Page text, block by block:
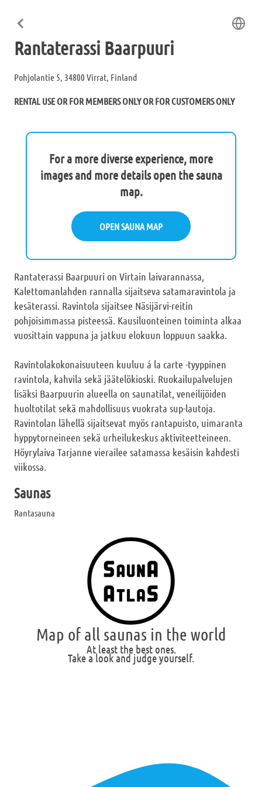
Rantaterassi Baarpuuri
Pohjolantie 5, 34800 Virrat, Finland
RENTAL USE OR FOR MEMBERS ONLY OR FOR CUSTOMERS ONLY
For a more diverse experience, more
images and more details open the sauna
map.
OPEN SAUNA MAP
Rantaterassi Baarpuuri on Virtain laivarannassa,
Kalettomanlahden rannalla sijaitseva satamaravintola ja
kesäterassi. Ravintola sijaitsee Näsijärvi-reitin
pohjoisimmassa pisteessä. Kausiluonteinen toiminta alkaa
vuosittain vappuna ja jatkuu elokuun loppuun saakka.
Ravintolakokonaisuuteen kuuluu á la carte -tyyppinen
ravintola, kahvila sekä jäätelökioski. Ruokailupalvelujen
lisäksi Baarpuurin alueella on saunatilat, veneilijöiden
huoltotilat sekä mahdollisuus vuokrata sup-lautoja.
Ravintolan lähellä sijaitsevat myös rantapuisto, uimaranta
hyppytorneineen sekä urheilukeskus aktiviteetteineen.
Höyrylaiva Tarjanne vierailee satamassa kesäisin kahdesti
viikossa.
Saunas
Rantasauna
Map of all saunas in the world
At least the best ones.
Take a look and judge yourself.